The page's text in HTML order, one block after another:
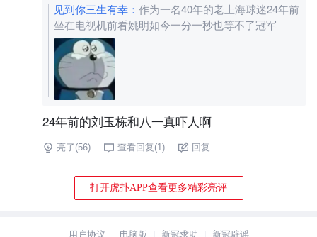
见到你三生有幸 ： 作为一名40年的老上海球迷24年前
坐在电视机前看姚明如今一分一秒也等不了冠军
24年前的刘玉栋和八一真吓人啊
亮了(56) 查看回复(1) 回复
打开虎扑APP查看更多精彩亮评
用户协议 电脑版 新冠求助 新冠辟谣